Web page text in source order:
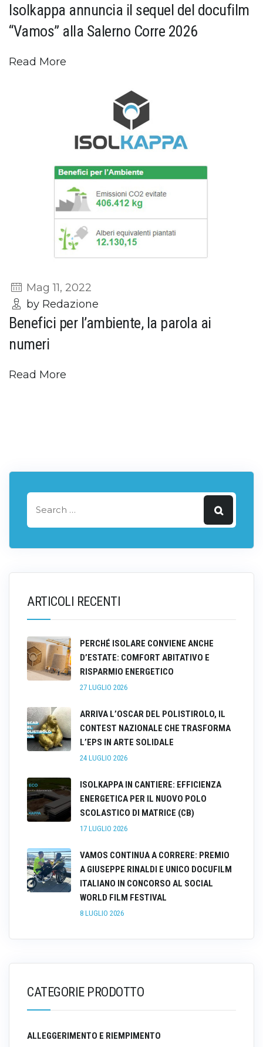
Isolkappa annuncia il sequel del docufilm
“Vamos” alla Salerno Corre 2026
Read More
Mag 11, 2022
by Redazione
Benefici per l’ambiente, la parola ai
numeri
Read More
ARTICOLI RECENTI
PERCHÉ ISOLARE CONVIENE ANCHE
D’ESTATE: COMFORT ABITATIVO E
RISPARMIO ENERGETICO
27 LUGLIO 2026
ARRIVA L’OSCAR DEL POLISTIROLO, IL
CONTEST NAZIONALE CHE TRASFORMA
L’EPS IN ARTE SOLIDALE
24 LUGLIO 2026
ISOLKAPPA IN CANTIERE: EFFICIENZA
ENERGETICA PER IL NUOVO POLO
SCOLASTICO DI MATRICE (CB)
17 LUGLIO 2026
VAMOS CONTINUA A CORRERE: PREMIO
A GIUSEPPE RINALDI E UNICO DOCUFILM
ITALIANO IN CONCORSO AL SOCIAL
WORLD FILM FESTIVAL
8 LUGLIO 2026
CATEGORIE PRODOTTO
ALLEGGERIMENTO E RIEMPIMENTO